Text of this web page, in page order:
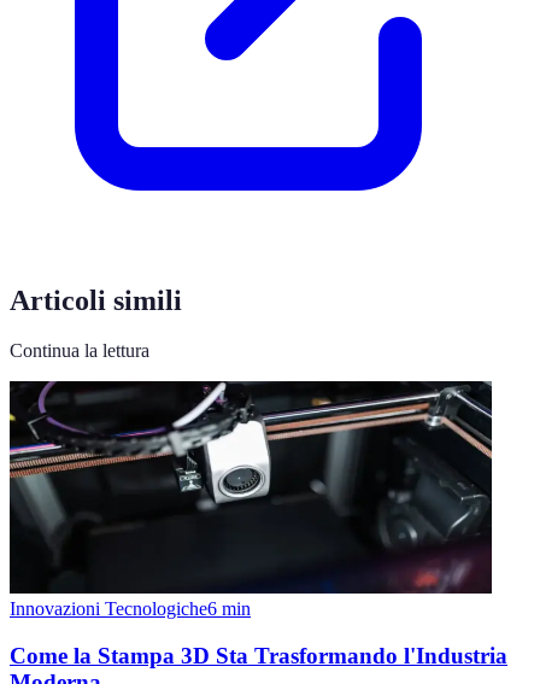
Articoli simili
Continua la lettura
Innovazioni Tecnologiche6 min
Come la Stampa 3D Sta Trasformando l'Industria